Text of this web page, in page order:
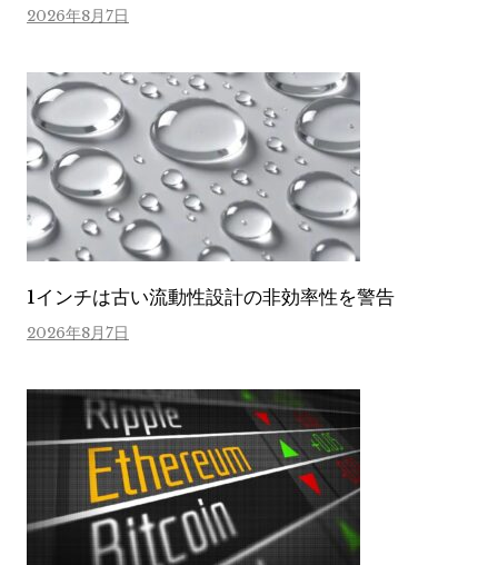
2026年8月7日
1インチは古い流動性設計の非効率性を警告
2026年8月7日